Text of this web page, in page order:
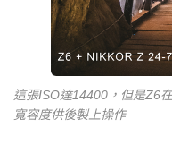
這張ISO達14400，但是Z6
寬容度供後製上操作